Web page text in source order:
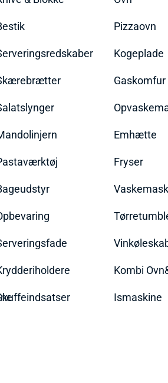
Pizzaovn
Kogeplade
Gaskomfur
Emhætte
Fryser
Kombi
Ismaskine